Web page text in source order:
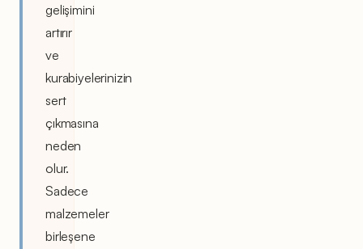
gelişimini
artırır
ve
kurabiyelerinizin
sert
çıkmasına
neden
olur.
Sadece
malzemeler
birleşene